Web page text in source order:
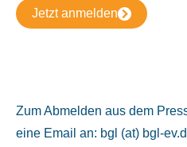
Jetzt anmelden
Zum Abmelden aus dem
eine Email an: bgl (at) bgl-